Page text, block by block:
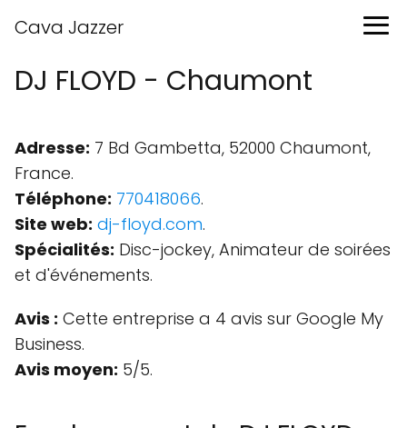
Cava Jazzer
DJ FLOYD - Chaumont
Adresse: 7 Bd Gambetta, 52000 Chaumont,
France.
Téléphone: 770418066.
Site web: dj-floyd.com.
Spécialités: Disc-jockey, Animateur de soirées
et d'événements.
Avis : Cette entreprise a 4 avis sur Google My
Business.
Avis moyen: 5/5.